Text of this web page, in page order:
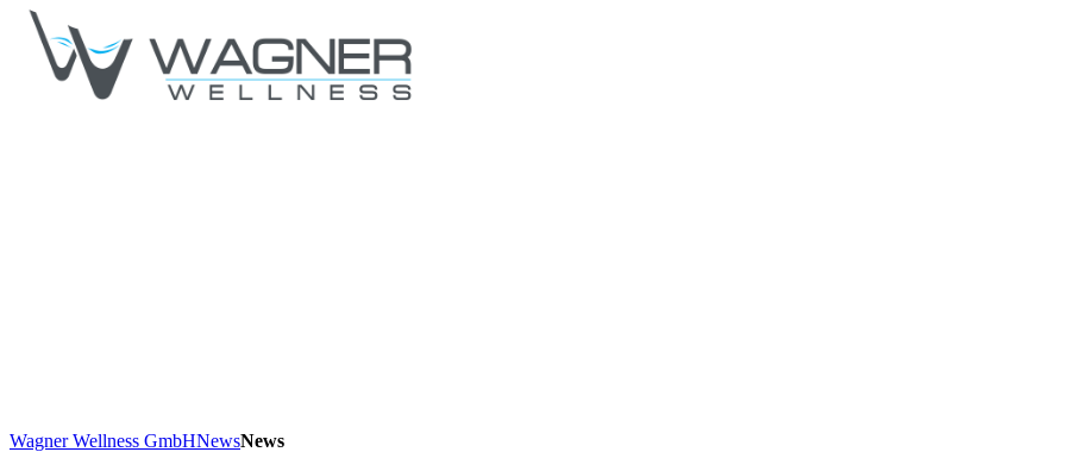
Wagner Wellness GmbHNewsNews